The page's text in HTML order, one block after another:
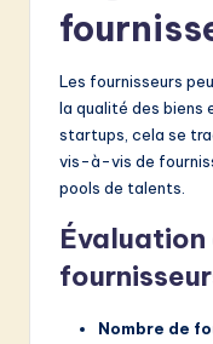
Les fournisseurs
la qualité des biens
startups, cela se
vis-à-vis de
pools de talents.
Évaluation
Nombre de